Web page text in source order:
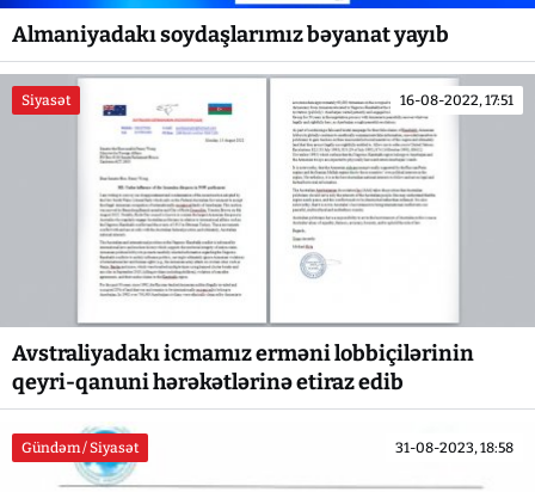
Almaniyadakı soydaşlarımız bəyanat yayıb
Siyasət 16-08-2022, 17:51
Avstraliyadakı icmamız erməni lobbiçilərinin
qeyri-qanuni hərəkətlərinə etiraz edib
Gündəm / Siyasət 31-08-2023, 18:58